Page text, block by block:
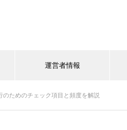
運営者情報
のためのチェック項目と頻度を解説